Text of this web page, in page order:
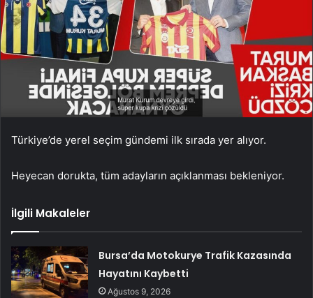
Türkiye’de yerel seçim gündemi ilk sırada yer alıyor.
Heyecan dorukta, tüm adayların açıklanması bekleniyor.
İlgili Makaleler
Bursa’da Motokurye Trafik Kazasında
Hayatını Kaybetti
Ağustos 9, 2026